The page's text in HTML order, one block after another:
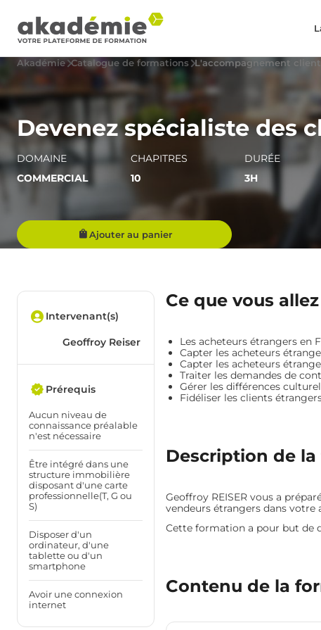
Akadémie Catalogue de formations L'accompagnement client
Devenez spécialiste des
DOMAINE
COMMERCIAL
CHAPITRES
10
DURÉE
3H
Ajouter au panier
Intervenant(s)
Geoffroy Reiser
Prérequis
Aucun niveau de
connaissance préalable
n'est nécessaire
Être intégré dans une
structure immobilière
disposant d'une carte
professionnelle(T, G ou
S)
Disposer d'un
ordinateur, d'une
tablette ou d'un
smartphone
Avoir une connexion
internet
Ce que vous
Les acheteurs étrangers en
Capter les acheteurs
Capter les acheteurs
Traiter les demandes de
Gérer les différences
Fidéliser les clients
Description de
Geoffroy REISER vous a
vendeurs étrangers dans votre
Cette formation a pour but de
Contenu de la